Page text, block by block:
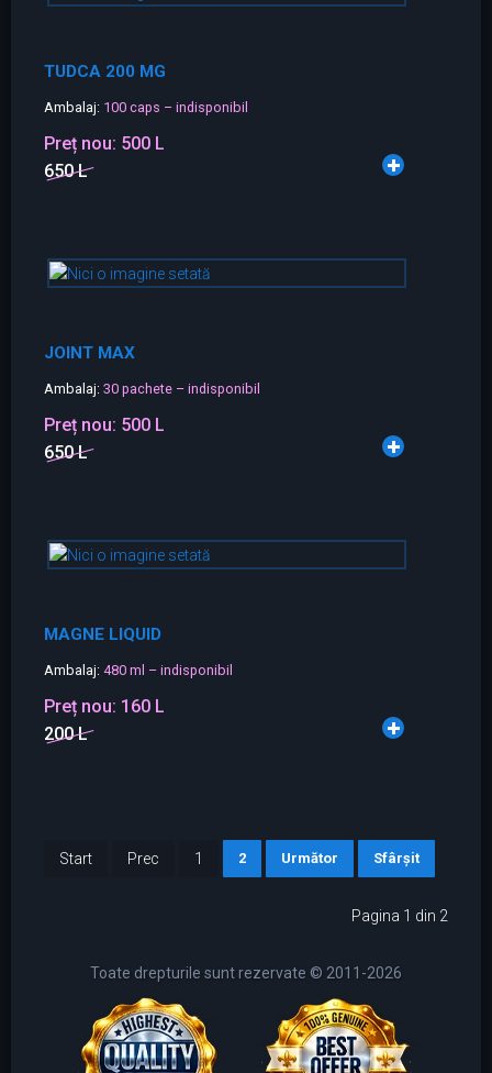
TUDCA 200 MG
Ambalaj: 100 caps – indisponibil
Preț nou: 500 L
650 L
JOINT MAX
Ambalaj: 30 pachete – indisponibil
Preț nou: 500 L
650 L
MAGNE LIQUID
Ambalaj: 480 ml – indisponibil
Preț nou: 160 L
200 L
Start Prec 1 2 Următor Sfârșit
Pagina 1 din 2
Toate drepturile sunt rezervate © 2011-2026